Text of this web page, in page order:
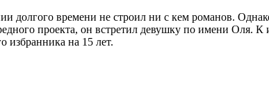
долгого времени не строил ни с кем романов.
проекта, он встретил девушку по имени Оля.
избранника на 15 лет.